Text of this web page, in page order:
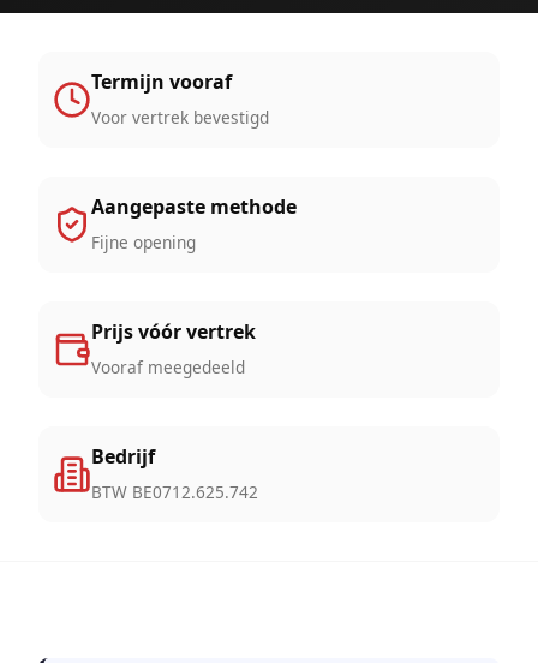
Termijn vooraf
Voor vertrek bevestigd
Aangepaste methode
Fijne opening
Prijs vóór vertrek
Vooraf meegedeeld
Bedrijf
BTW BE0712.625.742